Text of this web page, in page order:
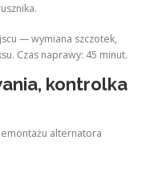
— wymiana szczotek,
Czas naprawy: 45 minut.
kontrolka
alternatora